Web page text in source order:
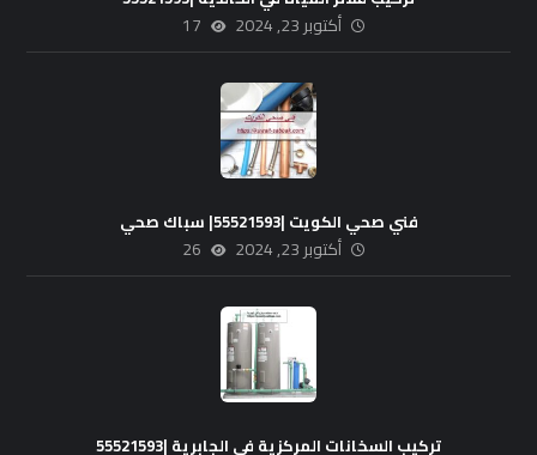
أكتوبر 23, 2024 17
فني صحي الكويت |55521593| سباك صحي
أكتوبر 23, 2024 26
تركيب السخانات المركزية في الجابرية |55521593